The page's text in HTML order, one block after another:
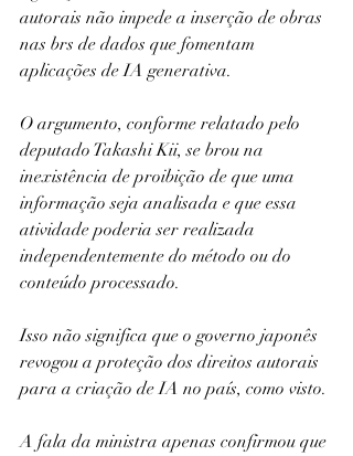
autorais não impede a inserção de obras
nas brs de dados que fomentam
aplicações de IA generativa.
O argumento, conforme relatado pelo
deputado Takashi Kii, se brou na
inexistência de proibição de que uma
informação seja analisada e que essa
atividade poderia ser realizada
independentemente do método ou do
conteúdo processado.
Isso não significa que o governo japonês
revogou a proteção dos direitos autorais
para a criação de IA no país, como visto.
A fala da ministra apenas confirmou que